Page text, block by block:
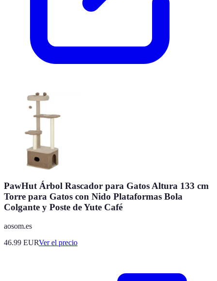
PawHut Árbol Rascador para Gatos Altura 133 cm
Torre para Gatos con Nido Plataformas Bola
Colgante y Poste de Yute Café
aosom.es
46.99 EURVer el precio